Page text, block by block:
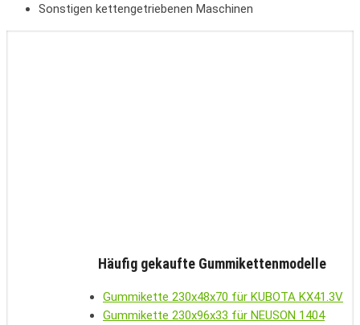
Sonstigen kettengetriebenen Maschinen
Häufig gekaufte Gummikettenmodelle
Gummikette 230x48x70 für KUBOTA KX41.3V
Gummikette 230x96x33 für NEUSON 1404